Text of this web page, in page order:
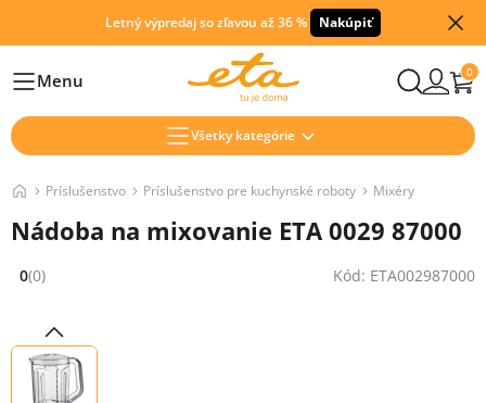
Letný výpredaj so zľavou až 36 % Nakúpiť
HlavníMenu 0
Všetky kategórie
Príslušenstvo Príslušenstvo pre kuchynské roboty Mixéry
Nádoba na mixovanie ETA 0029 87000
Hodnocení: 0 z 5 (0 recenzí)
0(0) Kód: ETA002987000